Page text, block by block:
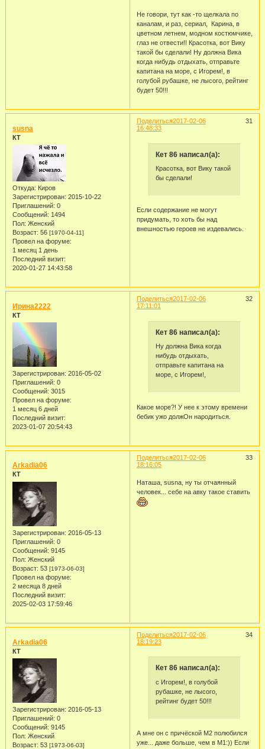
Не говори, тут как -то щелкала по
каналам, и раз, сериал, Карина, в
цветном летнем, модном костюмчике,
глаз не отвести!! Красотка, вот Вику
такой бы сделали! Ну должна Вика
когда нибудь отдыхать, отправьте
капитана на море, с Игорем!, в
голубой рубашке, не лысого, рейтинг
будет 50!!!
Поделиться 31
2017-02-06
16:48:33
susna
КТ
Откуда: Киров
Зарегистрирован: 2015-10-22
Приглашений: 0
Сообщений: 1494
Пол: Женский
Возраст: 56 [1970-04-11]
Провел на форуме:
1 месяц 1 день
Последний визит:
2020-01-27 14:43:58
Кет 86 написал(а):
Красотка, вот Вику такой
бы сделали!
Если содержание не могут
придумать, то хоть бы над
внешностью героев не издевались.
Поделиться 32
2017-02-06
17:11:01
Ирина2222
КТ
Зарегистрирован: 2016-05-02
Приглашений: 0
Сообщений: 3015
Провел на форуме:
1 месяц 6 дней
Последний визит:
2023-01-07 20:54:43
Кет 86 написал(а):
Ну должна Вика когда
нибудь отдыхать,
отправьте капитана на
море, с Игорем!,
Какое море?! У нее к этому времени
бебик ужо должОн народиться.
Поделиться 33
2017-02-06
18:16:05
Arkadia06
КТ
Зарегистрирован: 2016-05-13
Приглашений: 0
Сообщений: 9145
Пол: Женский
Возраст: 53 [1973-06-03]
Провел на форуме:
2 месяца 8 дней
Последний визит:
2025-02-03 17:59:46
Наташа, susna, ну ты отчаянный
человек... себе на авку такое ставить
Поделиться 34
2017-02-06
18:19:23
Arkadia06
КТ
Зарегистрирован: 2016-05-13
Приглашений: 0
Сообщений: 9145
Пол: Женский
Возраст: 53 [1973-06-03]
Кет 86 написал(а):
с Игорем!, в голубой
рубашке, не лысого,
рейтинг будет 50!!!
А мне он с причёской М2 полюбился
уже... даже больше, чем в М1:)) Если